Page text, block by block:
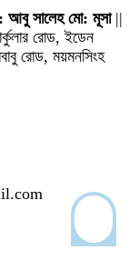
আবু সালেহ মো: মূসা||
রোড, ইডেন
রোড, ময়মনসিংহ